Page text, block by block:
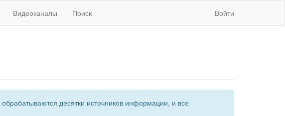
Видеоканалы Поиск Войти
обрабатываются десятки источников информации, и все